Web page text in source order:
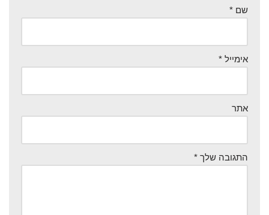
שם *
אימייל *
אתר
התגובה שלך *